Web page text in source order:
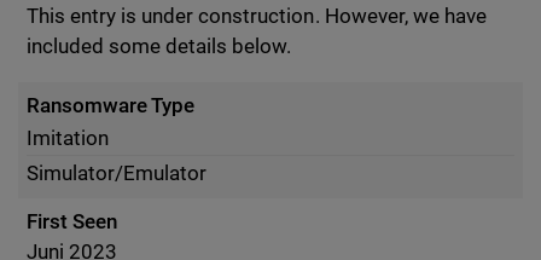
This entry is under construction. However, we have
included some details below.
Ransomware Type
Imitation
Simulator/Emulator
First Seen
Juni 2023